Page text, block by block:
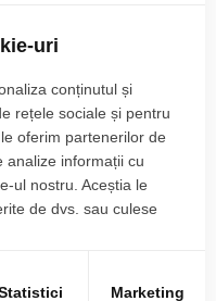
150.000€
Arka Parc si
uri
conținutul și
rețele sociale și pentru
oferim partenerilor de
analize informații cu
ul nostru. Aceștia le
de dvs. sau culese
Marketing